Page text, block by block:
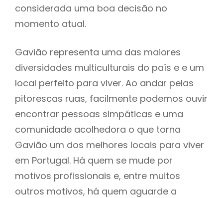
considerada uma boa decisão no
momento atual.
Gavião representa uma das maiores
diversidades multiculturais do país e e um
local perfeito para viver. Ao andar pelas
pitorescas ruas, facilmente podemos ouvir
encontrar pessoas simpáticas e uma
comunidade acolhedora o que torna
Gavião um dos melhores locais para viver
em Portugal. Há quem se mude por
motivos profissionais e, entre muitos
outros motivos, há quem aguarde a